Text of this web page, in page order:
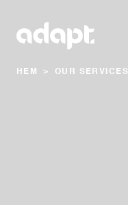
HEM > OUR SERVICES